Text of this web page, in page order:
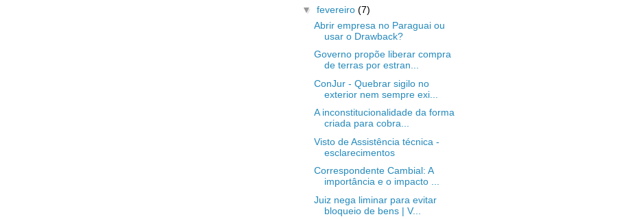
▼ fevereiro (7)
Abrir empresa no Paraguai ou
usar o Drawback?
Governo propõe liberar compra
de terras por estran...
ConJur - Quebrar sigilo no
exterior nem sempre exi...
A inconstitucionalidade da forma
criada para cobra...
Visto de Assistência técnica -
esclarecimentos
Correspondente Cambial: A
importância e o impacto ...
Juiz nega liminar para evitar
bloqueio de bens | V...